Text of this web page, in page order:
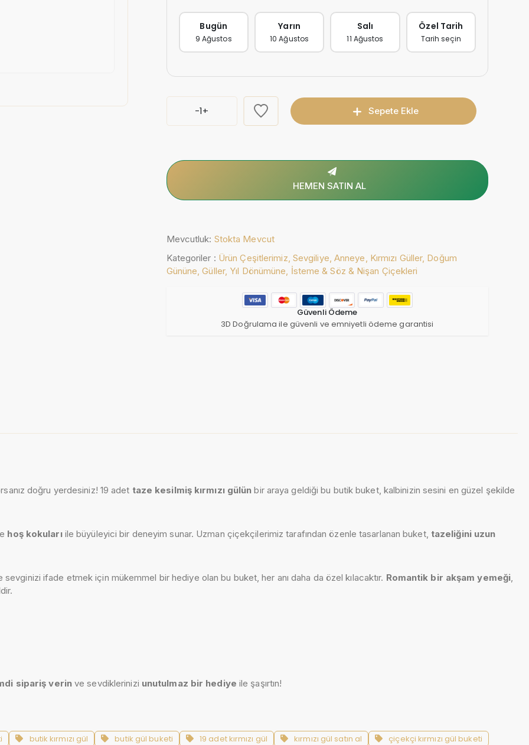
Bugün
9 Ağustos
Yarın
10 Ağustos
Salı
11 Ağustos
Özel Tarih
Tarih seçin
-1+ Sepete Ekle
HEMEN SATIN AL
Mevcutluk: Stokta Mevcut
Kategoriler : Ürün Çeşitlerimiz, Sevgiliye, Anneye, Kırmızı Güller, Doğum
Gününe,Güller, Yıl Dönümüne, İsteme & Söz & Nişan Çiçekleri
Güvenli Ödeme
3D Doğrulama ile güvenli ve emniyetli ödeme garantisi
doğru yerdesiniz! 19 adet taze kesilmiş kırmızı gülün bir araya geldiği bu butik buket, kalbinizin sesini en güzel şekilde
hoş kokularıile büyüleyici bir deneyim sunar. Uzman çiçekçilerimiz tarafından özenle tasarlanan buket, tazeliğini uzun
ifade etmek için mükemmel bir hediye olan bu buket, her anı daha da özel kılacaktır. Romantik bir akşam yemeği
sipariş verinve sevdiklerinizi unutulmaz bir hediye ile şaşırtın!
butik kırmızı gül butik gül buketi 19 adet kırmızı gül kırmızı gül satın al
çiçekçi kırmızı gül buketi